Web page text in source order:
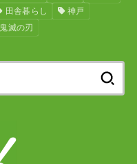
田舎暮らし
神戸
鬼滅の刃